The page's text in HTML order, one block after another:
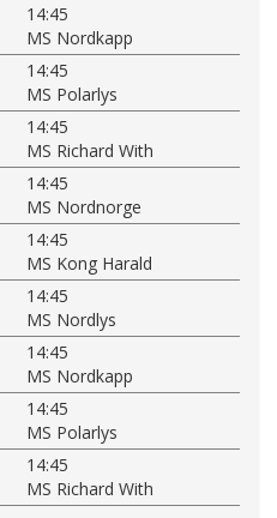
14:45
MS Nordkapp
14:45
MS Polarlys
14:45
MS Richard With
14:45
MS Nordnorge
14:45
MS Kong Harald
14:45
MS Nordlys
14:45
MS Nordkapp
14:45
MS Polarlys
14:45
MS Richard With